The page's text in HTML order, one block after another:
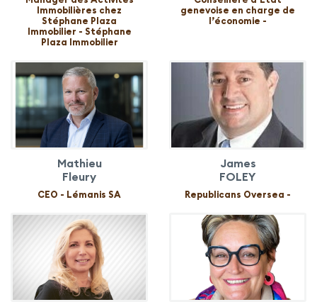
Immobilières chez
Stéphane Plaza
Immobilier - Stéphane
Plaza Immobilier
genevoise en charge de
l’économie -
Mathieu
Fleury
CEO - Lémanis SA
James
FOLEY
Republicans Oversea -